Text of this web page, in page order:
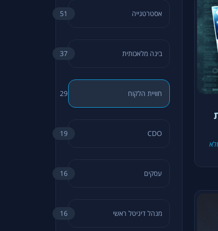
אסטרטגייה 51
בינה מלאכותית 37
חוויית הלקוח 29
CDO
19
עסקים 16
מנהל דיגיטל ראשי 16